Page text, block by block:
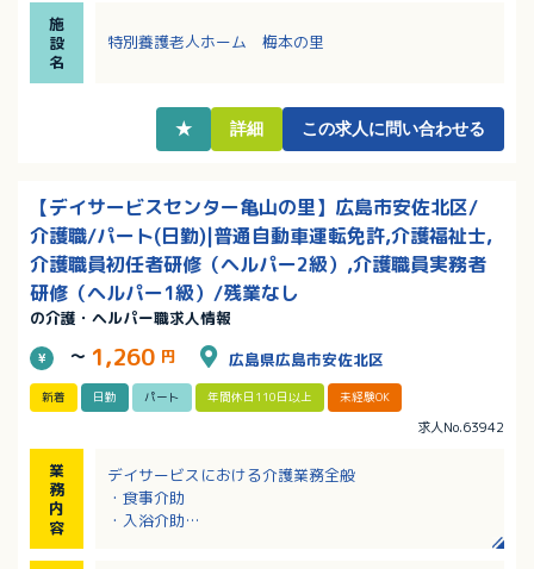
ューの時期は決めています！
・ボトムUP型の経営風土が魅力！職員の意見を取り入
・たとえば、「休憩は別室でしっかりとる」や、「有
休はとりやすい雰囲気がある」など、「当たり前」な
施
設
名
特別養護老人ホーム 梅本の里
★ 詳細 この求人に問い合わせる
【デイサービスセンター亀山の里】広島市安佐北区/
介護職/パート(日勤)|普通自動車運転免許,介護福祉士,
介護職員初任者研修（ヘルパー2級）,介護職員実務者
研修（ヘルパー1級）/残業なし
の介護・ヘルパー職求人情報
～ 1,260 円 広島県広島市安佐北区
新着 日勤 パート 年間休日110日以上 未経験OK
求人No.63942
業
務
内
容
デイサービスにおける介護業務全般
・食事介助
・入浴介助